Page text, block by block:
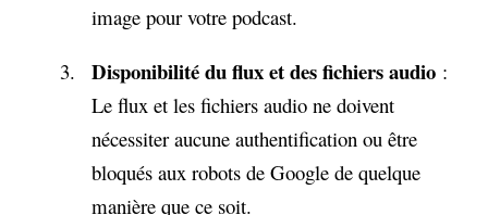
image pour votre podcast.
Disponibilité du flux et des fichiers audio:
Le flux et les fichiers audio ne doivent
nécessiter aucune authentification ou être
bloqués aux robots de Google de quelque
manière que ce soit.